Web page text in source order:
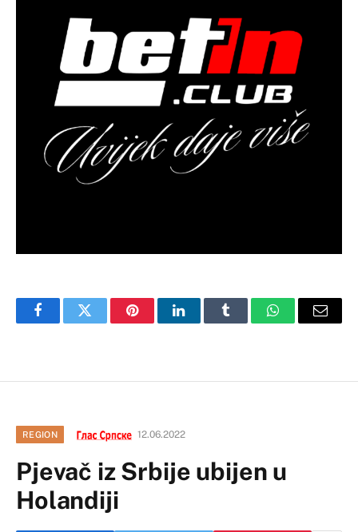
FacebookTwitter PinterestLinkedInTumblr WhatsAppEmail
REGION 12.06.2022
Pjevač iz Srbije ubijen u
Holandiji